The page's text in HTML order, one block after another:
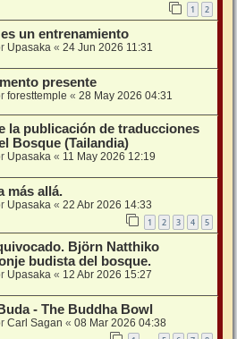
1 2
un entrenamiento
Upasaka « 24 Jun 2026 11:31
presente
foresttemple « 28 May 2026 04:31
la publicación de traducciones
Bosque (Tailandia)
Upasaka « 11 May 2026 12:19
más allá.
Upasaka « 22 Abr 2026 14:33
1 2 3 4 5
Björn Natthiko
budista del bosque.
Upasaka « 12 Abr 2026 15:27
- The Buddha Bowl
Carl Sagan « 08 Mar 2026 04:38